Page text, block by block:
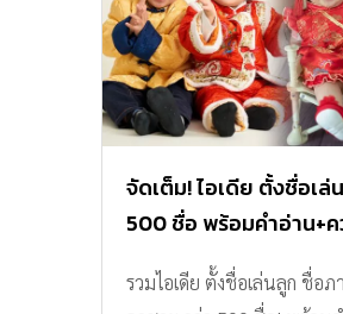
จัดเต็ม! ไอเดีย ตั้งชื่อเ
500 ชื่อ พร้อมคำอ่าน+
รวมไอเดีย ตั้งชื่อเล่นลูก ชื่อ